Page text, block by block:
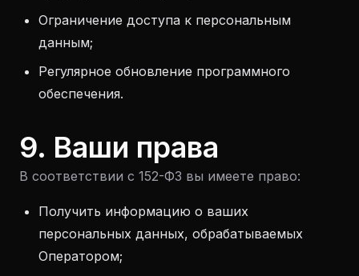
Ограничение доступа к персональным
данным;
Регулярное обновление программного
обеспечения.
9. Ваши права
В соответствии с 152-ФЗ вы имеете право:
Получить информацию о ваших
персональных данных, обрабатываемых
Оператором;